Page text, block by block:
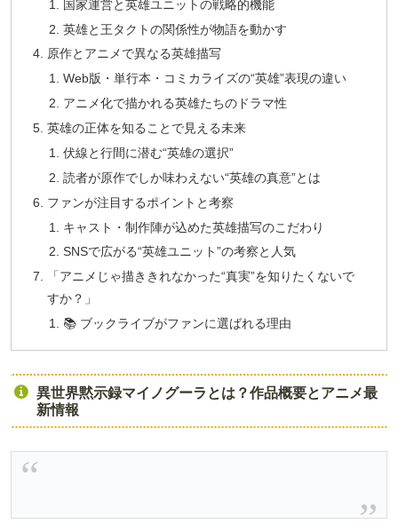
国家運営と英雄ユニットの戦略的機能
英雄と王タクトの関係性が物語を動かす
原作とアニメで異なる英雄描写
Web版・単行本・コミカライズの“英雄”表現の違い
アニメ化で描かれる英雄たちのドラマ性
英雄の正体を知ることで見える未来
伏線と行間に潜む“英雄の選択”
読者が原作でしか味わえない“英雄の真意”とは
ファンが注目するポイントと考察
キャスト・制作陣が込めた英雄描写のこだわり
SNSで広がる“英雄ユニット”の考察と人気
「アニメじゃ描ききれなかった“真実”を知りたくないで
すか？」
📚 ブックライブがファンに選ばれる理由
異世界黙示録マイノグーラとは？作品概要とアニメ最
新情報